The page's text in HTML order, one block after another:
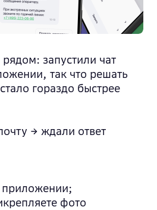
запустили чат
так что решать
гораздо быстрее
→ ждали ответ
фото